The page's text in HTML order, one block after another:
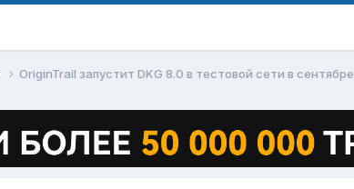
OriginTrail запустит DKG 8.0 в тестовой сети в сентябре